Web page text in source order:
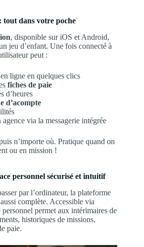
tout dans votre poche
, disponible sur iOS et Android,
jeu d’enfant. Une fois connecté à
peut :
ligne en quelques clics
fiches de paie
d’heures
d’acompte
via la messagerie intégrée
n’importe où. Pratique quand on
ou en mission !
personnel sécurisé et intuitif
par l’ordinateur, la plateforme
complète. Accessible via
personnel permet aux intérimaires de
historiques de missions,
paie.